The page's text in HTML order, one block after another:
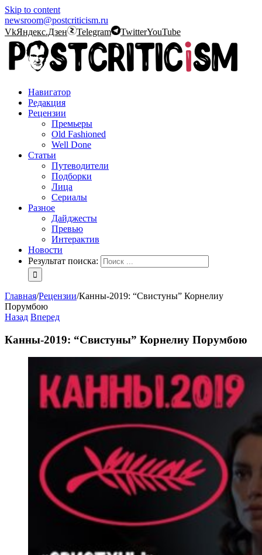
Skip to content
newsroom@postcriticism.ru
VkЯндекс.Дзен Telegram TwitterYouTube
Навигатор
Редакция
Рецензии
Премьеры
Old Fashioned
Well Done
Статьи
Путеводители
Подборки
Лица
Сериалы
Разное
Дайджесты
Превью
Интерактив
Новости
Результат поиска:
Главная/Рецензии/Канны-2019: “Свистуны” Корнелиу
Порумбою
Назад Вперед
Канны-2019: “Свистуны” Корнелиу Порумбою